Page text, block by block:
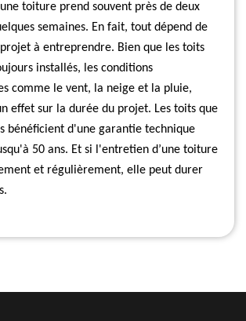
toiture prend souvent près de deux
semaines. En fait, tout dépend de
à entreprendre. Bien que les toits
installés, les conditions
comme le vent, la neige et la pluie,
effet sur la durée du projet. Les toits que
bénéficient d'une garantie technique
50 ans. Et si l'entretien d’une toiture
et régulièrement, elle peut durer